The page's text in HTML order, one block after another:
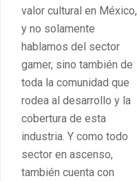
valor cultural en México,
y no solamente
hablamos del sector
gamer, sino también de
toda la comunidad que
rodea al desarrollo y la
cobertura de esta
industria. Y como todo
sector en ascenso,
también cuenta con